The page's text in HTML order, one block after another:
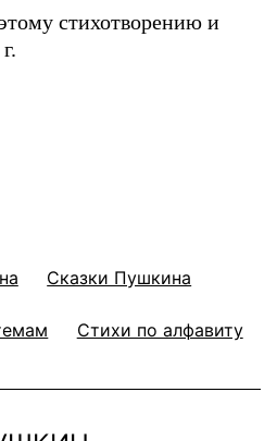
стихотворению и
Сказки Пушкина
Стихи по алфавиту